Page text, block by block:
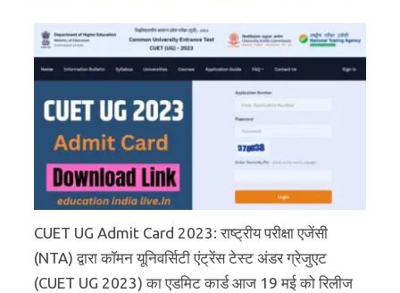
CUET UG Admit Card 2023: राष्ट्रीय परीक्षा एजेंसी
(NTA) द्वारा कॉमन यूनिवर्सिटी एंट्रेंस टेस्ट अंडर ग्रेजुएट
(CUET UG 2023) का एडमिट कार्ड आज 19 मई को रिलीज